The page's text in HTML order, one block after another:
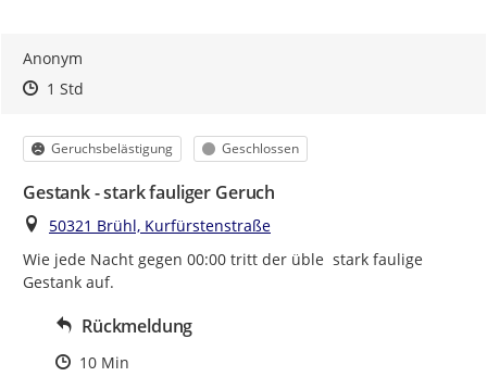
Anonym
Zeitpunkt des Erstellens
Zeitpunkt des Erstellens
1 StdZur Äußerung
Kategorie
Geruchsbelästigung Status
Geschlossen
Gestank - stark fauliger Geruch
Ort
50321 Brühl, Kurfürstenstraße
Wie jede Nacht gegen 00:00 tritt der üble  stark faulige
Gestank auf.
Rückmeldung
Zeitpunkt des Erstellens
10 Min